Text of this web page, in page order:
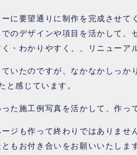
に要望通りに制作を完成させ
のデザインや項目を活かして
・わかりやすく、、リニューア
いたのですが、なかなかしっか
と感じています。
た施工例写真を活かして、作っ
ジも作って終わりではありませ
もお付き合いをお願いいたしま